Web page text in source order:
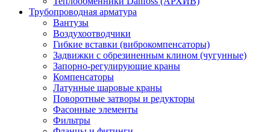
Трубопроводная арматура
Вантузы
Воздухоотводчики
Гибкие вставки (виброкомпенсаторы)
Задвижки с обрезиненным клином (чугунные)
Запорно-регулирующие краны
Компенсаторы
Латунные шаровые краны
Поворотные затворы и редукторы
Фасонные элементы
Фильтры